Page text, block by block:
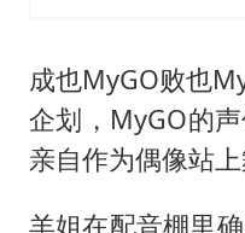
成也MyGO败也
企划，MyGO的
亲自作为偶像站上
羊姐在配音棚里